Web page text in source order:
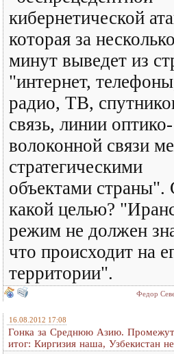
кибернетической
которая за несколько
минут выведет из
"интернет,
радио, ТВ,
связь, линии оптико-
волоконной связи
стратегическими
объектами страны".
какой целью?
режим не должен
что происходит на
территории".
Федор
16.08.2012 17:08
Гонка за Среднюю Азию.
итог: Киргизия наша, Узбекистан